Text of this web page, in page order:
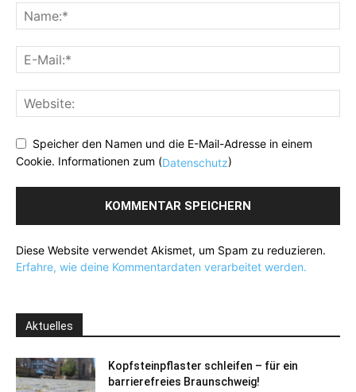
Speicher den Namen und die E-Mail-Adresse in einem
Cookie. Informationen zum (Datenschutz)
Diese Website verwendet Akismet, um Spam zu reduzieren.
Erfahre, wie deine Kommentardaten verarbeitet werden.
Aktuelles
Kopfsteinpflaster schleifen – für ein
barrierefreies Braunschweig!